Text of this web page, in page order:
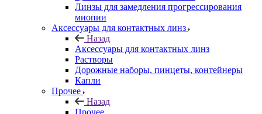
Линзы для замедления прогрессирования
миопии
Аксессуары для контактных линз
Назад
Аксессуары для контактных линз
Растворы
Дорожные наборы, пинцеты, контейнеры
Капли
Прочее
Назад
Прочее